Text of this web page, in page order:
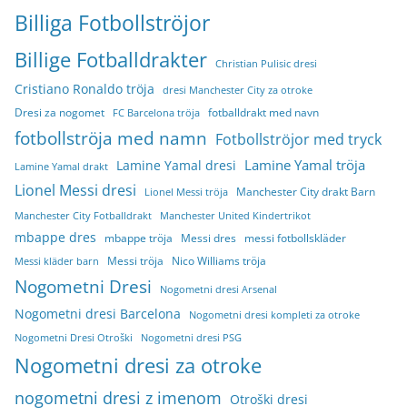
Billiga Fotbollströjor
Billige Fotballdrakter Christian Pulisic dresi
Cristiano Ronaldo tröja dresi Manchester City za otroke
Dresi za nogomet FC Barcelona tröja fotballdrakt med navn
fotbollströja med namn Fotbollströjor med tryck
Lamine Yamal drakt Lamine Yamal dresi Lamine Yamal tröja
Lionel Messi dresi Lionel Messi tröja Manchester City drakt Barn
Manchester City Fotballdrakt Manchester United Kindertrikot
mbappe dres mbappe tröja Messi dres messi fotbollskläder
Messi kläder barn Messi tröja Nico Williams tröja
Nogometni Dresi Nogometni dresi Arsenal
Nogometni dresi Barcelona
Nogometni dresi kompleti za otroke
Nogometni Dresi Otroški
Nogometni dresi PSG
Nogometni dresi za otroke
nogometni dresi z imenom Otroški dresi